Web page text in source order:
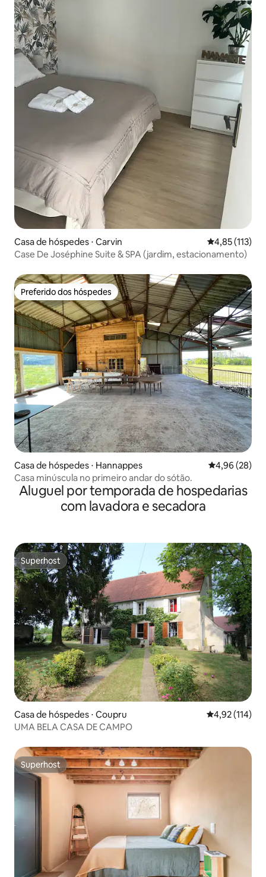
Casa de hóspedes ⋅ Carvin 4,85 de uma
4,85 (113)
Case De Joséphine Suite & SPA (jardim, estacionamento)
Preferido dos hóspedes
Preferido dos hóspedes
Casa de hóspedes ⋅ Hannappes 4,96 de uma
4,96 (28)
Casa minúscula no primeiro andar do sótão.
Aluguel por temporada de hospedarias
com lavadora e secadora
Superhost
Superhost
Casa de hóspedes ⋅ Coupru 4,92 de uma
4,92 (114)
UMA BELA CASA DE CAMPO
Superhost
Superhost